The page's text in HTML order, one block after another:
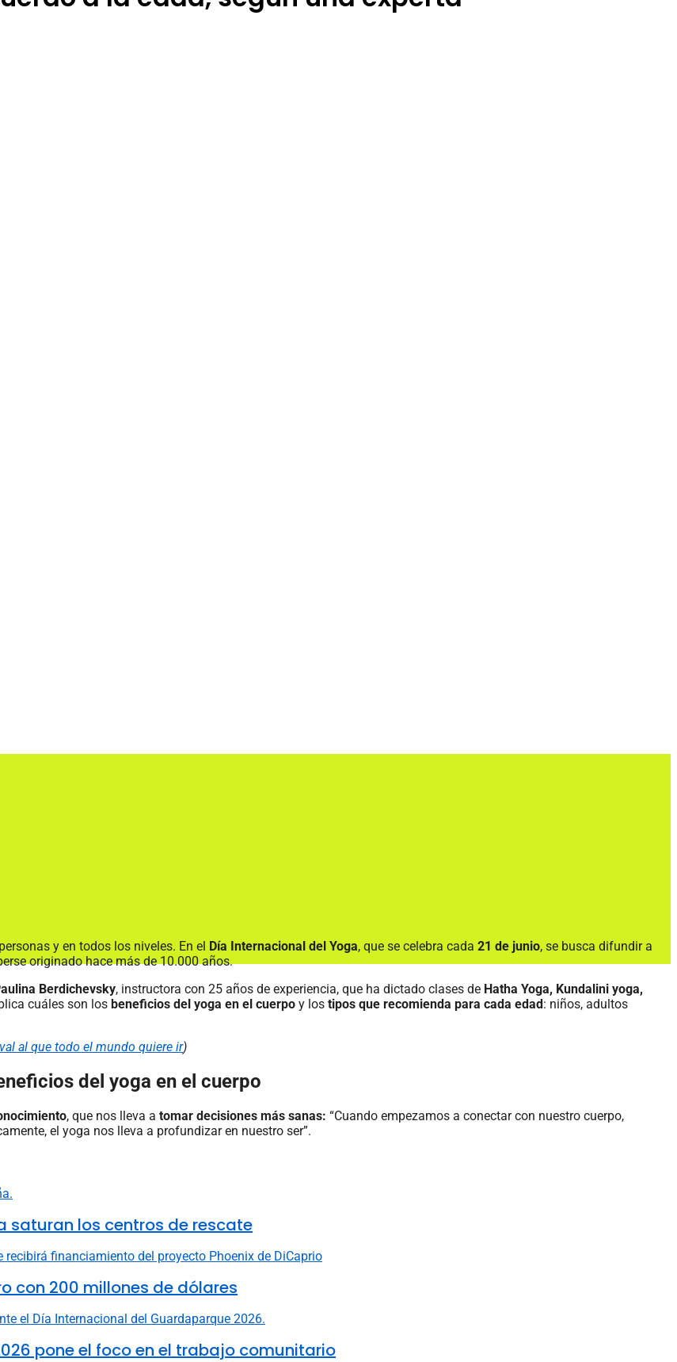
y en todos los niveles. En el Día Internacional del Yoga, que se celebra cada 21 de junio, se busca difundir a
originado hace más de 10.000 años.
Berdichevsky, instructora con 25 años de experiencia, que ha dictado clases de Hatha Yoga, Kundalini yoga,
cuáles son los beneficios del yoga en el cuerpo y los tipos que recomienda para cada edad: niños, adultos
al que todo el mundo quiere ir)
del yoga en el cuerpo
, que nos lleva a tomar decisiones más sanas: “Cuando empezamos a conectar con nuestro cuerpo,
el yoga nos lleva a profundizar en nuestro ser”.
saturan los centros de rescate
con 200 millones de dólares
pone el foco en el trabajo comunitario